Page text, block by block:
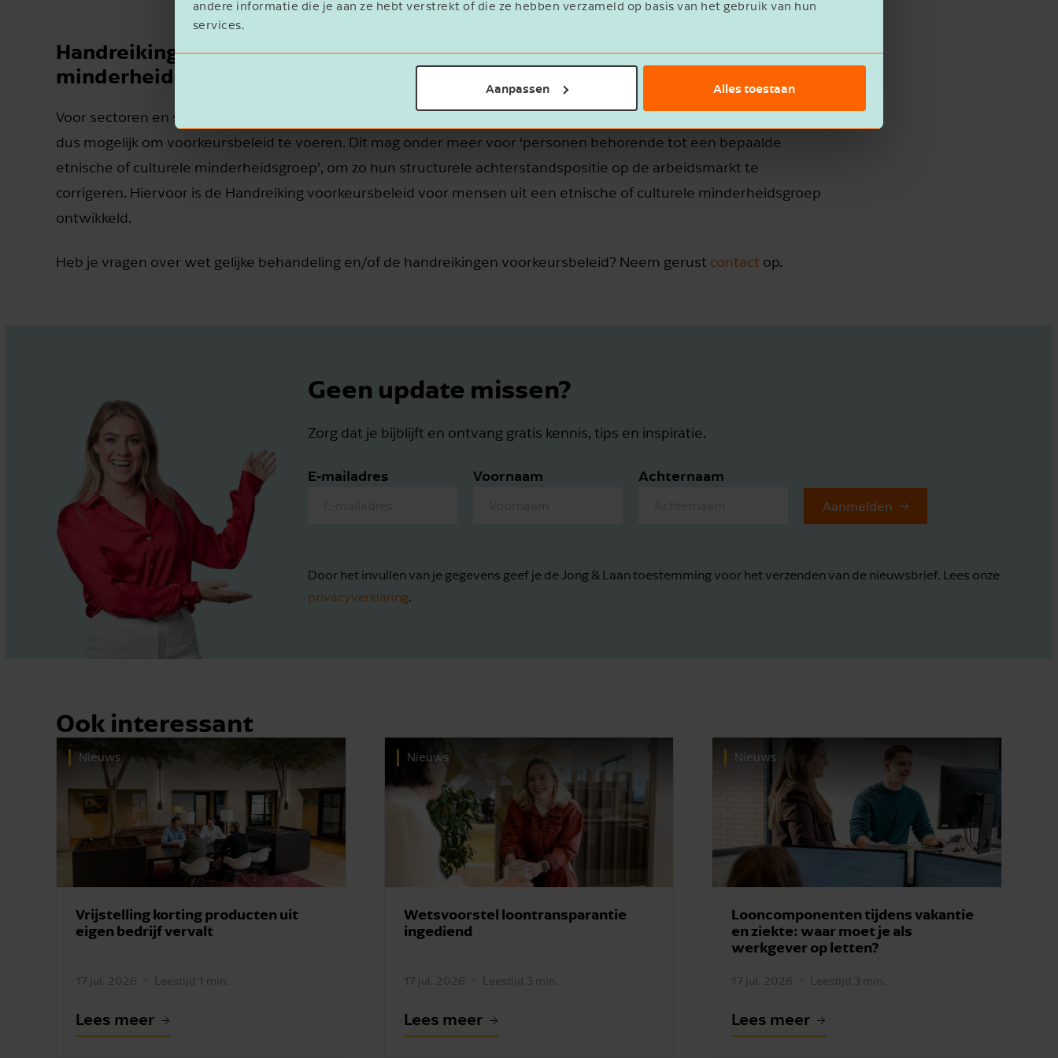
andere informatie die je aan ze hebt verstrekt of die ze hebben verzameld op basis van het gebruik van hun
services.
Aanpassen Alles toestaan
Handreiking voorkeursbeleid voor mensen uit etnisch of culturele
minderheidsgroep
Voor sectoren en situaties waarin het niet lukt de structurele achterstand in te halen door gelijke behandeling, is het
dus mogelijk om voorkeursbeleid te voeren. Dit mag onder meer voor ‘personen behorende tot een bepaalde
etnische of culturele minderheidsgroep’, om zo hun structurele achterstandspositie op de arbeidsmarkt te
corrigeren. Hiervoor is de Handreiking voorkeursbeleid voor mensen uit een etnische of culturele minderheidsgroep
ontwikkeld.
Heb je vragen over wet gelijke behandeling en/of de handreikingen voorkeursbeleid? Neem gerust contact op.
Geen update missen?
Zorg dat je bijblijft en ontvang gratis kennis, tips en inspiratie.
E-mailadres Voornaam Achternaam
Aanmelden
Door het invullen van je gegevens geef je de Jong & Laan toestemming voor het verzenden van de nieuwsbrief. Lees onze
privacyverklaring.
Ook interessant
Nieuws
Vrijstelling korting producten uit
eigen bedrijf vervalt
17 jul. 2026 Leestijd 1 min.
Lees meer
Nieuws
Wetsvoorstel loontransparantie
ingediend
17 jul. 2026 Leestijd 3 min.
Lees meer
Nieuws
Looncomponenten tijdens vakantie
en ziekte: waar moet je als
werkgever op letten?
17 jul. 2026 Leestijd 3 min.
Lees meer